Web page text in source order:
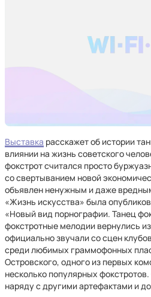
Выставка расскажет об истории
влиянии на жизнь советского
фокстрот считался просто
со свертыванием новой
объявлен ненужным и даже
«Жизнь искусства» была
«Новый вид порнографии. Танец
фокстротные мелодии вернулись
официально звучали со сцен
среди любимых граммофонных
Островского, одного из первых
несколько популярных
наряду с другими артефактами и